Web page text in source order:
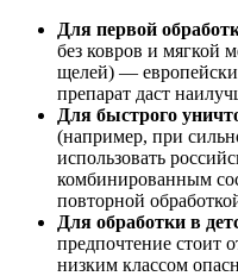
Для первой
без ковров и мягкой
щелей) —
препарат даст
Для быстрого
(например, при
использовать
комбинированным
повторной
Для обработки в
предпочтение стоит
низким классом